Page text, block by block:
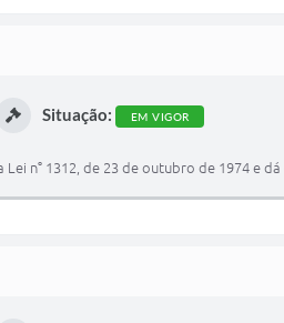
Situação: EM VIGOR
n° 1312, de 23 de outubro de 1974 e dá